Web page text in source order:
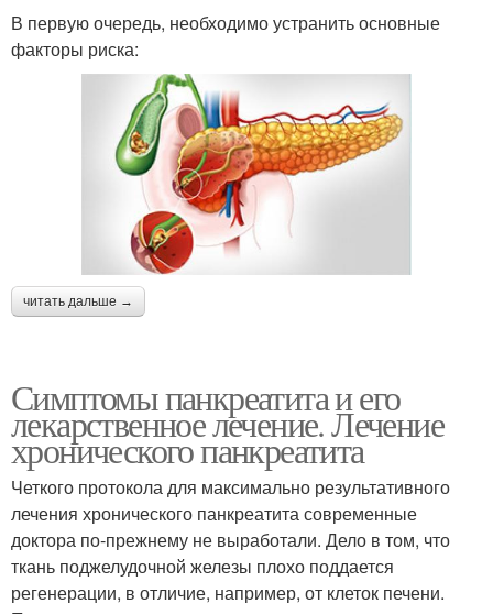
В первую очередь, необходимо устранить основные
факторы риска:
читать дальше →
Симптомы панкреатита и его
лекарственное лечение. Лечение
хронического панкреатита
Четкого протокола для максимально результативного
лечения хронического панкреатита современные
доктора по-прежнему не выработали. Дело в том, что
ткань поджелудочной железы плохо поддается
регенерации, в отличие, например, от клеток печени.